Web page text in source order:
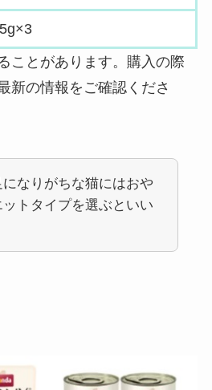
ことがあります。購入の際
新の情報をご確認くださ
なりがちな猫にはおや
トタイプを選ぶといい